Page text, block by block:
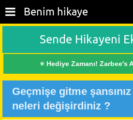
Benim hikaye
Sende Hikayeni
⭐ Hediye Zamanı! Zarbee's
Geçmişe gitme
neleri değişirdiniz ?